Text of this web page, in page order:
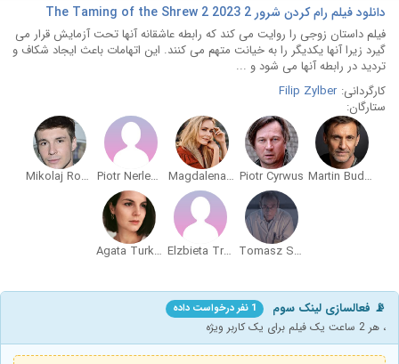
دانلود فیلم رام کردن شرور 2 The Taming of the Shrew 2 2023
فیلم داستان زوجی را روایت می کند که رابطه عاشقانه آنها تحت آزمایش قرار می
گیرد زیرا آنها یکدیگر را به خیانت متهم می کنند. این اتهامات باعث ایجاد شکاف و
تردید در رابطه آنها می شود و ...
کارگردانی: Filip Zylber
ستارگان:
Martin Budny
Piotr Cyrwus
Magdalena Lamparska
Piotr Nerlewski
Mikolaj Roznerski
Tomasz Sapryk
Elzbieta Trzaskos
Agata Turkot
📡 فعالسازی لینک سوم 1 نفر درخواست داده
، هر 2 ساعت یک فیلم برای یک کاربر ویژه